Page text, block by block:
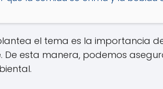
el tema es la importancia
esta manera, podemos